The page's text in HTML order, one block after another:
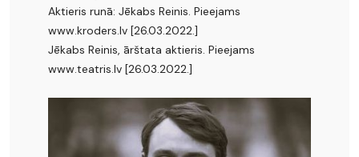
Aktieris runā: Jēkabs Reinis. Pieejams
www.kroders.lv [26.03.2022.]
Jēkabs Reinis, ārštata aktieris. Pieejams
www.teatris.lv [26.03.2022.]